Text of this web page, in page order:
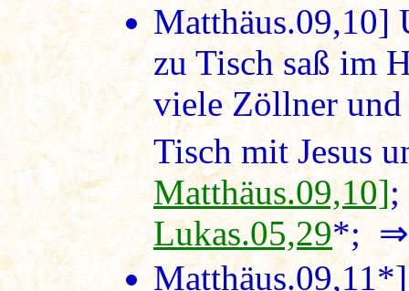
Matthäus.09,10]
zu Tisch saß im
viele Zöllner und
Tisch mit Jesus
Matthäus.09,10]
Lukas.05,29*;
Matthäus.09,11*